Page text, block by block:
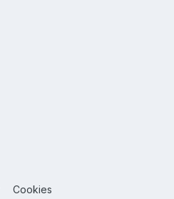
Cookies